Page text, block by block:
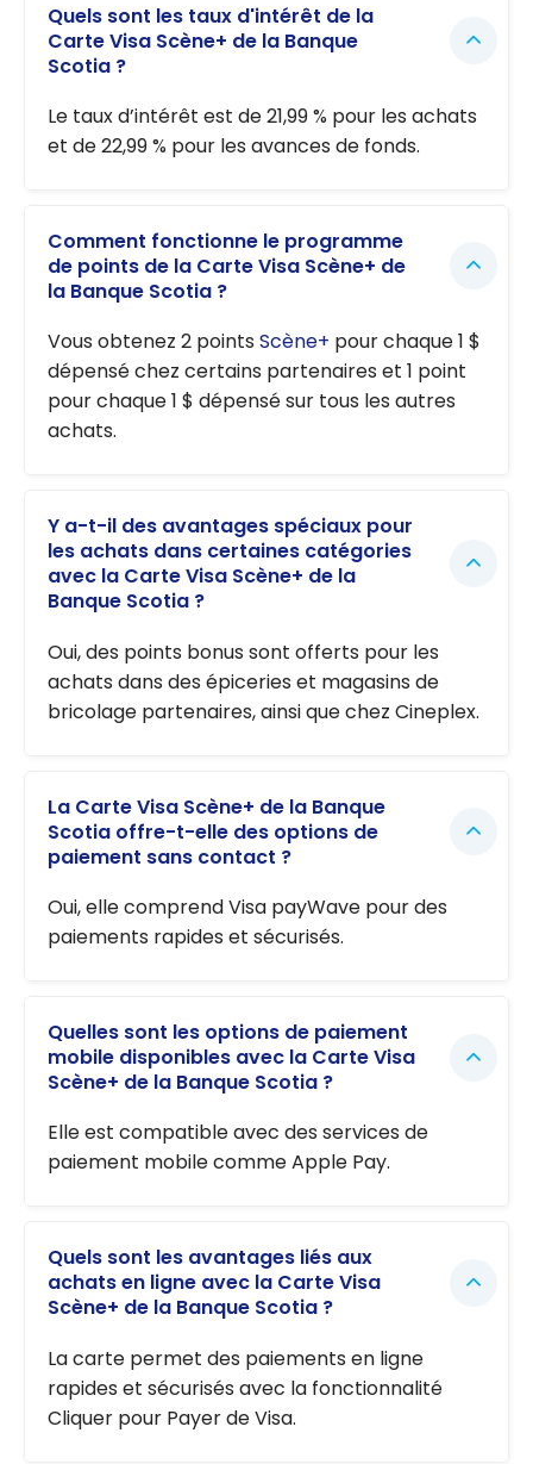
Quels sont les taux d'intérêt de la
Carte Visa Scène+ de la Banque
Scotia ?
Le taux d’intérêt est de 21,99 % pour les achats
et de 22,99 % pour les avances de fonds.
Comment fonctionne le programme
de points de la Carte Visa Scène+ de
la Banque Scotia ?
Vous obtenez 2 pointsScène+ pour chaque 1 $
dépensé chez certains partenaires et 1 point
pour chaque 1 $ dépensé sur tous les autres
achats.
Y a-t-il des avantages spéciaux pour
les achats dans certaines catégories
avec la Carte Visa Scène+ de la
Banque Scotia ?
Oui, des points bonus sont offerts pour les
achats dans des épiceries et magasins de
bricolage partenaires, ainsi que chez Cineplex.
La Carte Visa Scène+ de la Banque
Scotia offre-t-elle des options de
paiement sans contact ?
Oui, elle comprend Visa payWave pour des
paiements rapides et sécurisés.
Quelles sont les options de paiement
mobile disponibles avec la Carte Visa
Scène+ de la Banque Scotia ?
Elle est compatible avec des services de
paiement mobile comme Apple Pay.
Quels sont les avantages liés aux
achats en ligne avec la Carte Visa
Scène+ de la Banque Scotia ?
La carte permet des paiements en ligne
rapides et sécurisés avec la fonctionnalité
Cliquer pour Payer de Visa.